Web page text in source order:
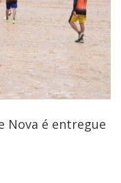
Nova é entregue